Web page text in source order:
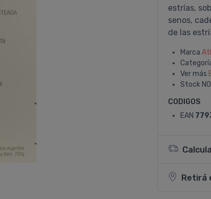
estrí­as,
senos,
de las
Marca
Ver más
Stock
CODIGOS
EAN
Retirá